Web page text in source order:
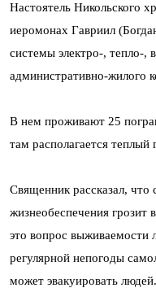
Настоятель Никольского
иеромонах Гавриил
системы электро-, тепло-,
административно-жилого
В нем проживают 25
там располагается
Священник рассказал, что
жизнеобеспечения грозит
это вопрос выживаемости
регулярной непогоды
может эвакуировать людей.